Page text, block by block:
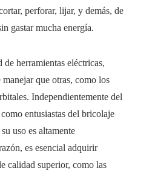
perforar, lijar, y demás, de
gastar mucha energía.
herramientas eléctricas,
manejar que otras, como los
Independientemente del
entusiastas del bricolaje
uso es altamente
es esencial adquirir
calidad superior, como las